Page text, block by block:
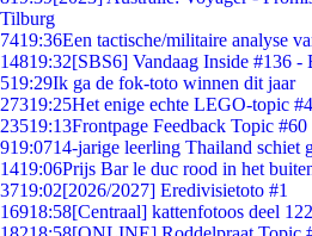
Tilburg
7419:36Een tactische/militaire analyse
14819:32[SBS6] Vandaag Inside #136 -
519:29Ik ga de fok-toto winnen dit jaar
27319:25Het enige echte LEGO-topic
23519:13Frontpage Feedback Topic #60
919:0714-jarige leerling Thailand schiet
1419:06Prijs Bar le duc rood in het
3719:02[2026/2027] Eredivisietoto #1
16918:58[Centraal] kattenfotoos deel 122